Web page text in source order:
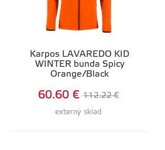
Karpos LAVAREDO KID
WINTER bunda Spicy
Orange/Black
externý sklad
60.60 € 112.22 €